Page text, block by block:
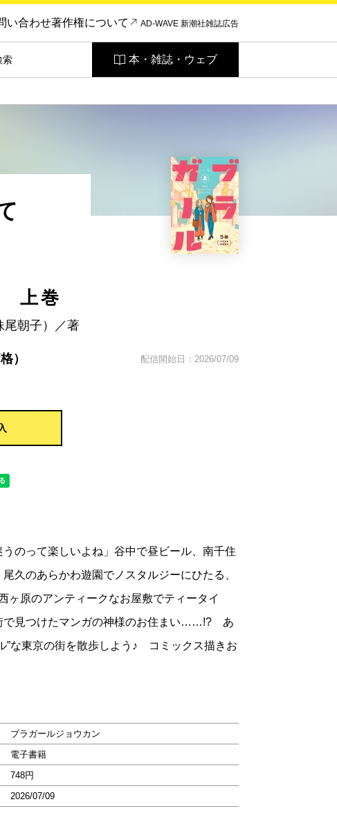
い合わせ著作権について AD-WAVE 新潮社雑誌広告
索 本・雑誌・ウェブ
上巻
尾朝子）／著
） 配信開始日：2026/07/09
うのって楽しいよね」谷中で昼ビール、南千住
久のあらかわ遊園でノスタルジーにひたる、
ヶ原のアンティークなお屋敷でティータイ
で見つけたマンガの神様のお住まい……!? あ
”な東京の街を散歩しよう♪ コミックス描きお
ブラガールジョウカン
電子書籍
748円
2026/07/09